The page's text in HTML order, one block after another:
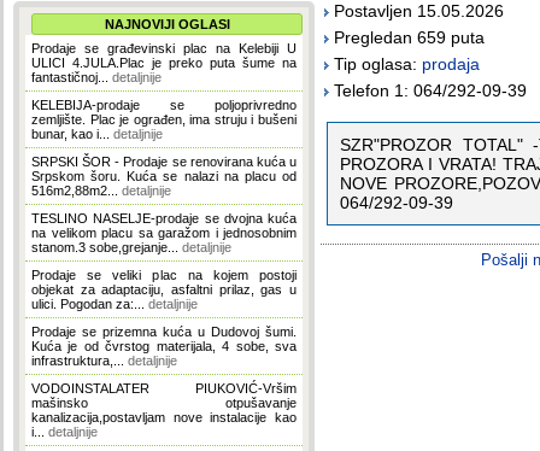
NAJNOVIJI OGLASI
Prodaje se građevinski plac na Kelebiji U
ULICI 4.JULA.Plac je preko puta šume na
fantastičnoj... detaljnije
KELEBIJA-prodaje se poljoprivredno
zemljište. Plac je ograđen, ima struju i bušeni
bunar, kao i... detaljnije
SRPSKI ŠOR - Prodaje se renovirana kuća u
Srpskom šoru. Kuća se nalazi na placu od
516m2,88m2... detaljnije
TESLINO NASELJE-prodaje se dvojna kuća
na velikom placu sa garažom i jednosobnim
stanom.3 sobe,grejanje... detaljnije
Prodaje se veliki plac na kojem postoji
objekat za adaptaciju, asfaltni prilaz, gas u
ulici. Pogodan za:... detaljnije
Prodaje se prizemna kuća u Dudovoj šumi.
Kuća je od čvrstog materijala, 4 sobe, sva
infrastruktura,... detaljnije
VODOINSTALATER PIUKOVIĆ-Vršim
mašinsko otpušavanje
kanalizacija,postavljam nove instalacije kao
i... detaljnije
Postavljen 15.05.2026
Pregledan 659 puta
Tip oglasa: prodaja
Telefon 1: 064/292-09-39
SZR"PROZOR TOTAL"
PROZORA I VRATA!
NOVE
064/292-09-39
Pošalji